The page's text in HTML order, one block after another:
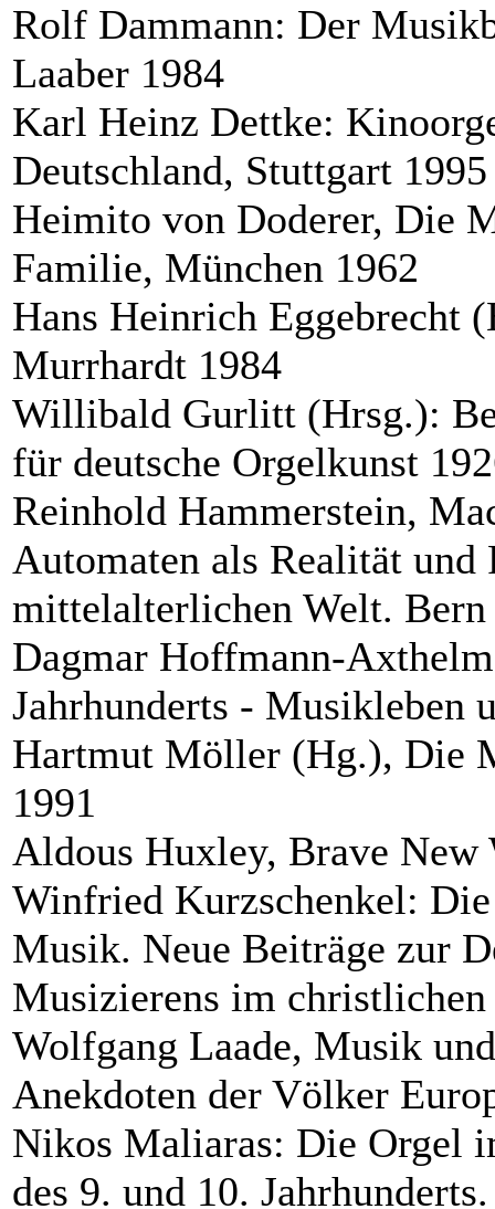
Rolf Dammann: Der
Laaber 1984
Karl Heinz Dettke:
Deutschland, Stuttgart 1995
Heimito von Doderer, Die
Familie, München 1962
Hans Heinrich Eggebrecht
Murrhardt 1984
Willibald Gurlitt (Hrsg.):
für deutsche Orgelkunst
Reinhold Hammerstein,
Automaten als Realität
mittelalterlichen Welt. Bern
Dagmar Hoffmann-
Jahrhunderts - Musikleben
Hartmut Möller (Hg.), Die
1991
Aldous Huxley, Brave
Winfried Kurzschenkel:
Musik. Neue Beiträge zur
Musizierens im
Wolfgang Laade, Musik
Anekdoten der Völker
Nikos Maliaras: Die Orgel
des 9. und 10.